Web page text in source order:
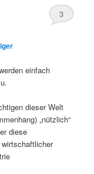
3
einfach
dieser Welt
„nützlich“
diese